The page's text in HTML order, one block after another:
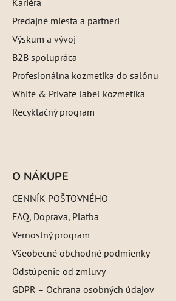
Kariéra
Predajné miesta a partneri
Výskum a vývoj
B2B spolupráca
Profesionálna kozmetika do salónu
White & Private label kozmetika
Recyklačný program
O NÁKUPE
CENNÍK POŠTOVNÉHO
FAQ, Doprava, Platba
Vernostný program
Všeobecné obchodné podmienky
Odstúpenie od zmluvy
GDPR – Ochrana osobných údajov